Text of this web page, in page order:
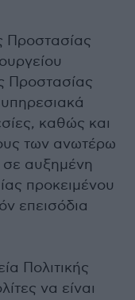
Προστασίας
Προστασίας
καθώς και
των ανωτέρω
σε αυξημένη
προκειμένου
επεισόδια
Πολιτικής
να είναι